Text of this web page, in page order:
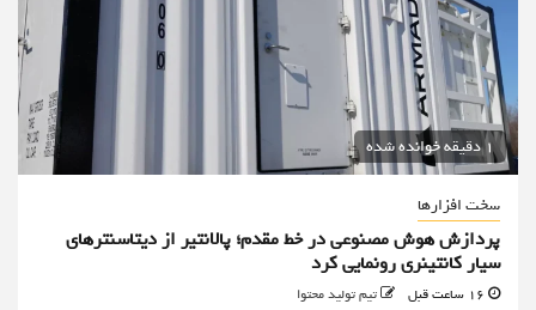
1 دقیقه خوانده شده
سخت افزارها
پردازش هوش مصنوعی در خط مقدم؛ پالانتیر از دیتاسنترهای
سیار کانتینری رونمایی کرد
تیم تولید محتوا